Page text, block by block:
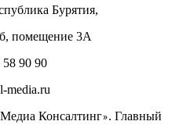
Бурятия,
помещение 3А
90 90
media.ru
Консалтинг». Главный